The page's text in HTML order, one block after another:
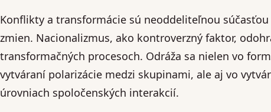
Konflikty a transformácie sú neoddeliteľnou
zmien. Nacionalizmus, ako kontroverzný faktor,
transformačných procesoch. Odráža sa nielen vo
vytváraní polarizácie medzi skupinami, ale aj vo
úrovniach spoločenských interakcií.